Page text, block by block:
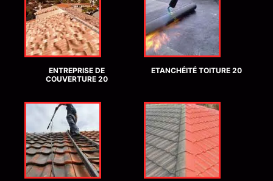
ENTREPRISE DE
COUVERTURE 20
ETANCHÉITÉ TOITURE 20